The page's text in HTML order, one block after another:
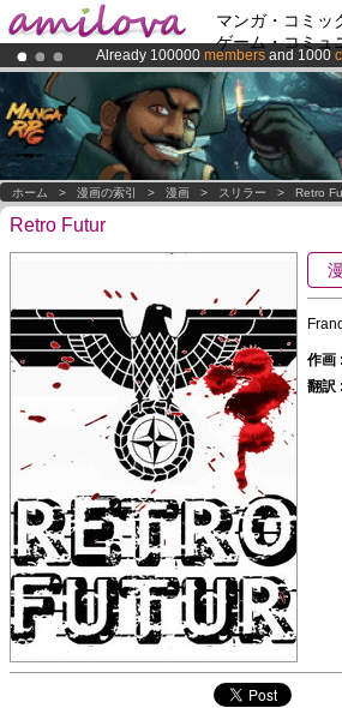
マンガ・コミッ
ゲーム・コミュ
Already 100000 members and 1000
Premium membership from3.95
AmilovaKickstarter is now LIVE!.
ホーム > 漫画の索引 > 漫画 > スリラー > Retro
Retro Futur
作画 :
翻訳 :